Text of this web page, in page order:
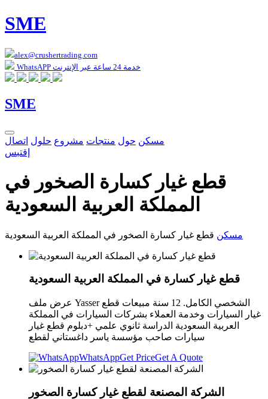
SME
alex@crushertrading.com
WhatsAPP خدمة 24 ساعة عبر الإنترنت
SME
مسكن حول منتجات مشروع حلول اتصال
إقتبس
قطع غيار كسارة الصخور في
المملكة العربية السعودية
مسكن قطع غيار كسارة الصخور في المملكة العربية السعودية
قطع غيار كسارة في المملكة العربية السعودية
عرض ملف Yasser الشخصي الكامل. 12 سنة مبيعات قطع
غيار السيارات وخدمة العملاء بشركات السيارات في المملكة
العربية السعودية الدراسة ثانوي علمي +دبلوم قطع غيار
سيارات صاحب مؤسسة ياسر داغستاني لقطع
WhatsAppGet PriceGet A Quote
الشركة المصنعة لقطع غيار كسارة الصخور